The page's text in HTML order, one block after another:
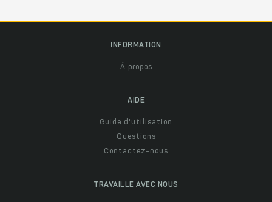
INFORMATION
À propos
AIDE
Guide d'utilisation
Questions
Contactez-nous
TRAVAILLE AVEC NOUS